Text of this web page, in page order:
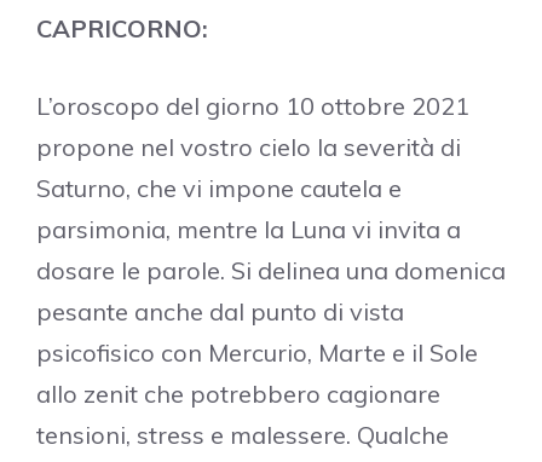
CAPRICORNO:
L’oroscopo del giorno 10 ottobre 2021
propone nel vostro cielo la severità di
Saturno, che vi impone cautela e
parsimonia, mentre la Luna vi invita a
dosare le parole. Si delinea una domenica
pesante anche dal punto di vista
psicofisico con Mercurio, Marte e il Sole
allo zenit che potrebbero cagionare
tensioni, stress e malessere. Qualche